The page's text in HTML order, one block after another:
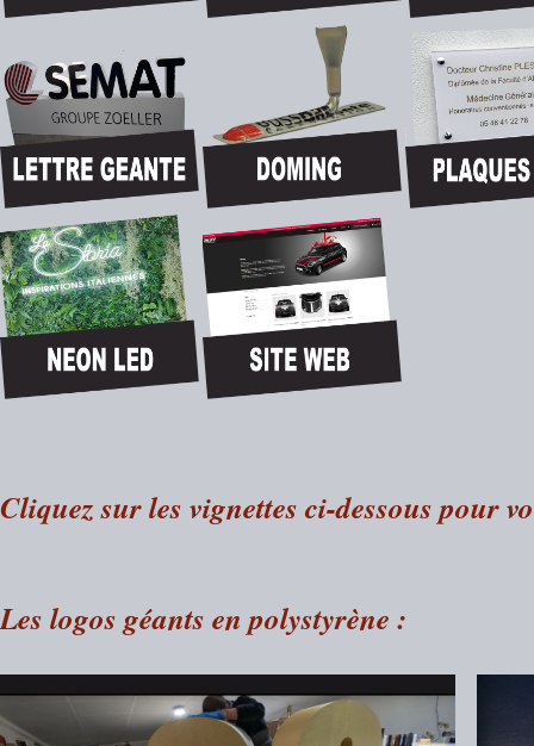
Cliquez sur les vignettes ci-dessous pour
Les logos géants en polystyrène :